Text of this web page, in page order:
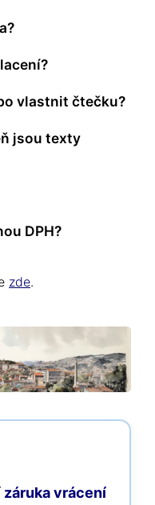
vlastnit čtečku?
jsou texty
DPH?
zde.
záruka vrácení